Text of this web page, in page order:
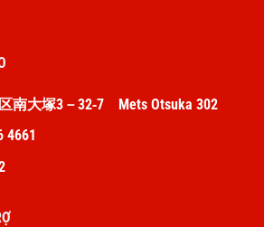
南大塚3－32‐7 Mets Otsuka 302
4661